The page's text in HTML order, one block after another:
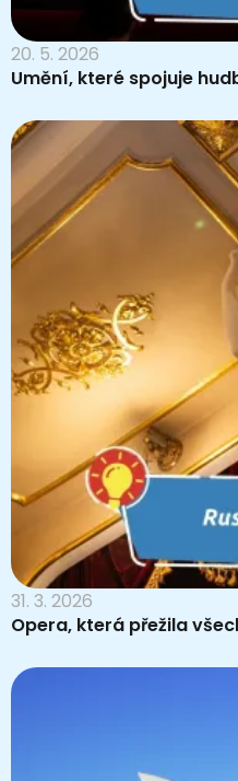
20. 5. 2026
Umění, které spojuje
31. 3. 2026
Opera, která přežila